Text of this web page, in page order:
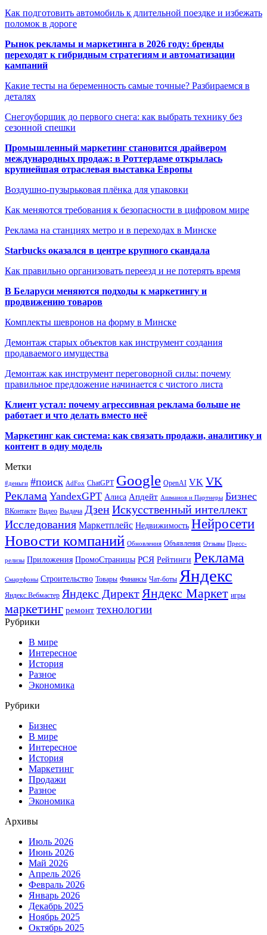
Как подготовить автомобиль к длительной поездке и избежать
поломок в дороге
Рынок рекламы и маркетинга в 2026 году: бренды
переходят к гибридным стратегиям и автоматизации
кампаний
Какие тесты на беременность самые точные? Разбираемся в
деталях
Снегоуборщик до первого снега: как выбрать технику без
сезонной спешки
Промышленный маркетинг становится драйвером
международных продаж: в Роттердаме открылась
крупнейшая отраслевая выставка Европы
Воздушно-пузырьковая плёнка для упаковки
Как меняются требования к безопасности в цифровом мире
Реклама на станциях метро и в переходах в Минске
Starbucks оказался в центре крупного скандала
Как правильно организовать переезд и не потерять время
В Беларуси меняются подходы к маркетингу и
продвижению товаров
Комплекты шевронов на форму в Минске
Демонтаж старых объектов как инструмент создания
продаваемого имущества
Демонтаж как инструмент переговорной силы: почему
правильное предложение начинается с чистого листа
Клиент устал: почему агрессивная реклама больше не
работает и что делать вместо неё
Маркетинг как система: как связать продажи, аналитику и
контент в одну модель
Метки
#деньги #поиск AdFox ChatGPT Google OpenAI VK VK
Реклама YandexGPT Алиса Апдейт Ашманов и Партнеры Бизнес
ВКонтакте Видео Выдача ДзенИскусственный интеллект
Исследования Маркетплейс Недвижимость Нейросети
Новости компаний Обновления Объявления Отзывы Пресс-
релизы Приложения ПромоСтраницы РСЯ Рейтинги Реклама
Смартфоны Строительство Товары Финансы Чат-боты Яндекс
Яндекс.Вебмастер Яндекс Директ Яндекс Маркет игры
маркетинг ремонт технологии
Рубрики
В мире
Интересное
История
Разное
Экономика
Рубрики
Бизнес
В мире
Интересное
История
Маркетинг
Продажи
Разное
Экономика
Архивы
Июль 2026
Июнь 2026
Май 2026
Апрель 2026
Февраль 2026
Январь 2026
Декабрь 2025
Ноябрь 2025
Октябрь 2025